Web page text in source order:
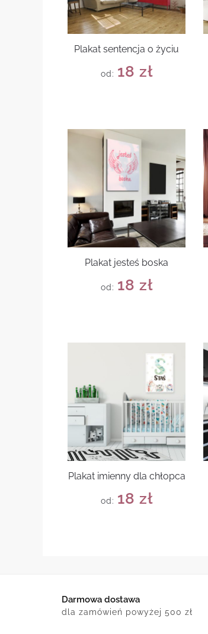
Plakat sentencja o życiu
od: 18 zł
Plakat jesteś boska
od: 18 zł
Plakat imienny dla chłopca
od: 18 zł
Darmowa dostawa
dla zamówień powyżej 500 zł